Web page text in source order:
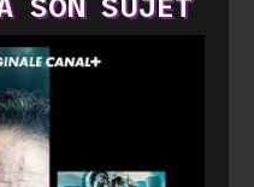
SON SUJET